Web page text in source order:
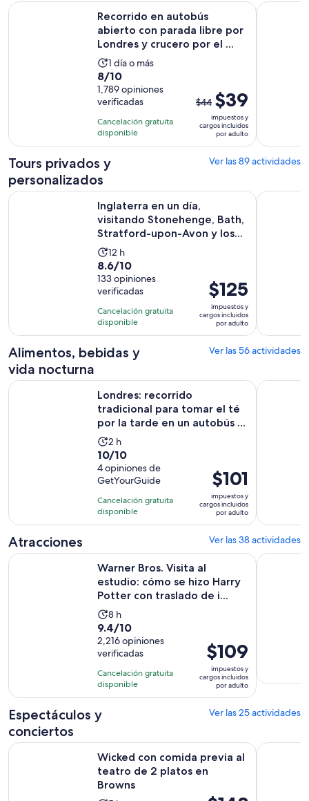
Recorrido en autobús
abierto con parada libre por
Londres y crucero por el ...
La
actividad
dura
1
día
1 día o más
8.0
de
10
con
1789
opiniones
8/10
1,789 opiniones
verificadas
Cancelación gratuita
disponible
El
precio
anterior
es
$39
por
$44 $39
impuestos y
cargos incluidos
por adulto
Recorrido en autobús abierto con parada libre por Londres
Castillo
Tours privados y
personalizados
Ver las 89 actividades
Inglaterra en un día,
visitando Stonehenge, Bath,
Stratford-upon-Avon y los...
La
actividad
dura
12
horas
12 h
8.6
de
10
con
133
opiniones
8.6/10
133 opiniones
verificadas
Cancelación gratuita
disponible
El
precio
es
de
por
$125
impuestos y
cargos incluidos
por adulto
Inglaterra en un día, visitando Stonehenge, Bath, Stratford-
Recorrido
Alimentos, bebidas y
vida nocturna
Ver las 56 actividades
Londres: recorrido
tradicional para tomar el té
por la tarde en un autobús ...
La
actividad
dura
2
horas
2 h
10.0
de
10
con
4
opiniones
10/10
4 opiniones de
GetYourGuide
Cancelación gratuita
disponible
El
precio
es
de
por
$101
impuestos y
cargos incluidos
por adulto
Londres: recorrido tradicional para tomar el té por la tarde
Crucero
Atracciones Ver las 38 actividades
Warner Bros. Visita al
estudio: cómo se hizo Harry
Potter con traslado de i...
La
actividad
dura
8
horas
8 h
9.4
de
10
con
2216
opiniones
9.4/10
2,216 opiniones
verificadas
Cancelación gratuita
disponible
El
precio
es
de
por
$109
impuestos y
cargos incluidos
por adulto
Warner Bros. Visita al estudio: cómo se hizo Harry Potter
The
Espectáculos y
conciertos
Ver las 25 actividades
Wicked con comida previa al
teatro de 2 platos en
Browns
Wicked con comida previa al teatro de 2 platos en Browns
Londres: